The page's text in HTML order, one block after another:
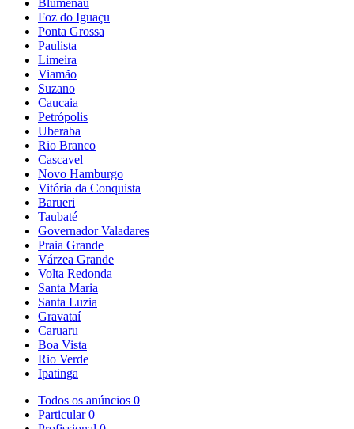
Blumenau
Foz do Iguaçu
Ponta Grossa
Paulista
Limeira
Viamão
Suzano
Caucaia
Petrópolis
Uberaba
Rio Branco
Cascavel
Novo Hamburgo
Vitória da Conquista
Barueri
Taubaté
Governador Valadares
Praia Grande
Várzea Grande
Volta Redonda
Santa Maria
Santa Luzia
Gravataí
Caruaru
Boa Vista
Rio Verde
Ipatinga
Todos os anúncios 0
Particular0